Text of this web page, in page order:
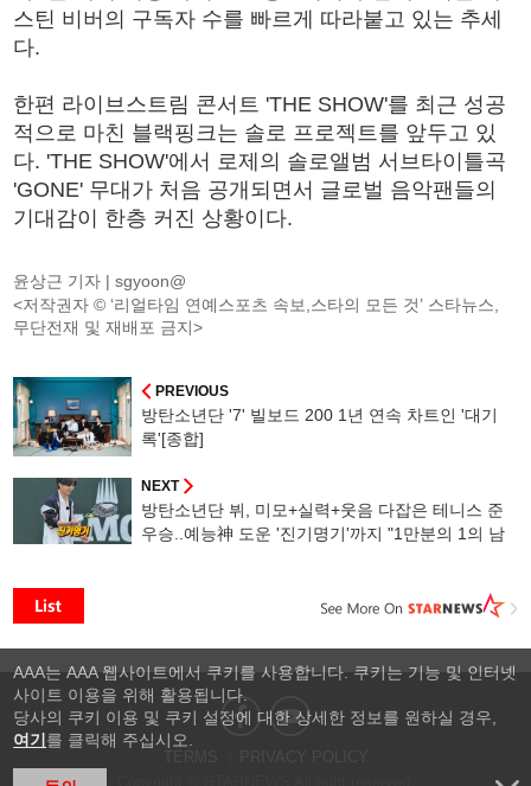
스틴 비버의 구독자 수를 빠르게 따라붙고 있는 추세
다.
한편 라이브스트림 콘서트 'THE SHOW'를 최근 성공
적으로 마친 블랙핑크는 솔로 프로젝트를 앞두고 있
다. 'THE SHOW'에서 로제의 솔로앨범 서브타이틀곡
'GONE' 무대가 처음 공개되면서 글로벌 음악팬들의
기대감이 한층 커진 상황이다.
윤상근 기자 |sgyoon@
<저작권자 © ‘리얼타임 연예스포츠 속보,스타의 모든 것’ 스타뉴스,
무단전재 및 재배포 금지>
PREVIOUS
방탄소년단 '7' 빌보드 200 1년 연속 차트인 '대기
록'[종합]
NEXT
방탄소년단 뷔, 미모+실력+웃음 다잡은 테니스 준
우승..예능神 도운 '진기명기'까지 "1만분의 1의 남
AAA는 AAA 웹사이트에서 쿠키를 사용합니다. 쿠키는 기능 및 인터넷
사이트 이용을 위해 활용됩니다.
당사의 쿠키 이용 및 쿠키 설정에 대한 상세한 정보를 원하실 경우,
여기 를 클릭해 주십시오.